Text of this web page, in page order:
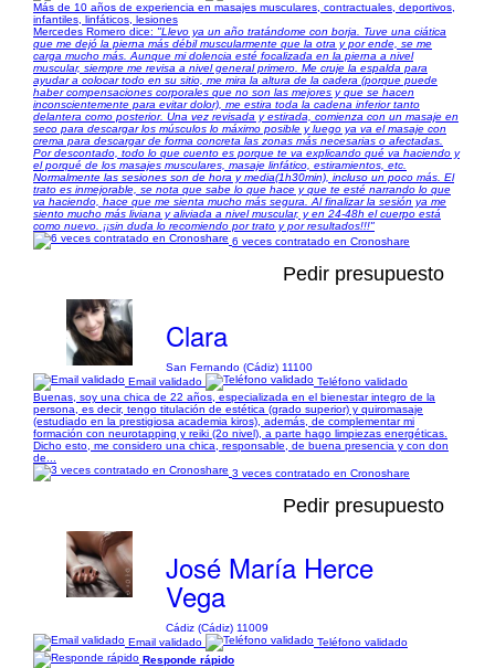
Más de 10 años de experiencia en masajes musculares, contractuales, deportivos,
infantiles, linfáticos, lesiones
Mercedes Romero dice: "Llevo ya un año tratándome con borja. Tuve una ciática
que me dejó la pierna más débil muscularmente que la otra y por ende, se me
carga mucho más. Aunque mi dolencia esté focalizada en la pierna a nivel
muscular, siempre me revisa a nivel general primero. Me cruje la espalda para
ayudar a colocar todo en su sitio, me mira la altura de la cadera (porque puede
haber compensaciones corporales que no son las mejores y que se hacen
inconscientemente para evitar dolor), me estira toda la cadena inferior tanto
delantera como posterior. Una vez revisada y estirada, comienza con un masaje en
seco para descargar los músculos lo máximo posible y luego ya va el masaje con
crema para descargar de forma concreta las zonas más necesarias o afectadas.
Por descontado, todo lo que cuento es porque te va explicando qué va haciendo y
el porqué de los masajes musculares, masaje linfático, estiramientos, etc.
Normalmente las sesiones son de hora y media(1h30min), incluso un poco más. El
trato es inmejorable, se nota que sabe lo que hace y que te esté narrando lo que
va haciendo, hace que me sienta mucho más segura. Al finalizar la sesión ya me
siento mucho más liviana y aliviada a nivel muscular, y en 24-48h el cuerpo está
como nuevo. ¡¡sin duda lo recomiendo por trato y por resultados!!!"
6 veces contratado en Cronoshare
Pedir presupuesto
Clara
San Fernando (Cádiz) 11100
Email validado
Teléfono validado
Buenas, soy una chica de 22 años, especializada en el bienestar integro de la
persona, es decir, tengo titulación de estética (grado superior) y quiromasaje
(estudiado en la prestigiosa academia kiros), además, de complementar mi
formación con neurotapping y reiki (2o nivel), a parte hago limpiezas energéticas.
Dicho esto, me considero una chica, responsable, de buena presencia y con don
de...
3 veces contratado en Cronoshare
Pedir presupuesto
José María Herce
Vega
Cádiz (Cádiz) 11009
Email validado
Teléfono validado
Responde rápido